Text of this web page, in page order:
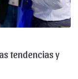
tendencias y